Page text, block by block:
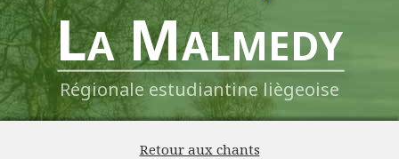
La Malmedy
Régionale estudiantine liègeoise
Retour aux chants